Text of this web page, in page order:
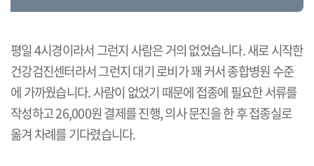
평일 4시경이라서 그런지 사람은 거의 없었습니다. 새로 시작한
건강검진센터라서 그런지 대기 로비가 꽤 커서 종합병원 수준
에 가까웠습니다. 사람이 없었기 때문에 접종에 필요한 서류를
작성하고 26,000원 결제를 진행, 의사 문진을 한 후 접종실로
옮겨 차례를 기다렸습니다.